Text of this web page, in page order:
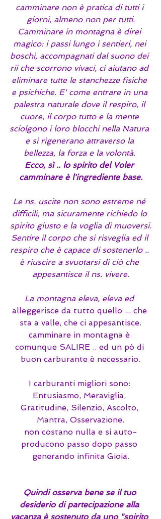
camminare non è pratica di tutti i
giorni, almeno non per tutti.
Camminare in montagna è direi
magico: i passi lungo i sentieri, nei
boschi, accompagnati dal suono dei
rii che scorrono vivaci, ci aiutano ad
eliminare tutte le stanchezze fisiche
e psichiche. E' come entrare in una
palestra naturale dove il respiro, il
cuore, il corpo tutto e la mente
sciolgono i loro blocchi nella Natura
e si rigenerano attraverso la
bellezza, la forza e la volontà.
Ecco, sì .. lo spirito del Voler
camminare è l'ingrediente base.
Le ns. uscite non sono estreme né
difficili, ma sicuramente richiedo lo
spirito giusto e la voglia di muoversi.
Sentire il corpo che si risveglia ed il
respiro che è capace di sostenerlo ..
è riuscire a svuotarsi di ciò che
appesantisce il ns. vivere.
La montagna eleva, eleva ed
alleggerisce da tutto quello ... che
sta a valle, che ci appesantisce.
camminare in montagna è
comunque SALIRE .. ed un pò di
buon carburante è necessario.
I carburanti migliori sono:
Entusiasmo, Meraviglia,
Gratitudine, Silenzio, Ascolto,
Mantra, Osservazione.
non costano nulla e si auto-
producono passo dopo passo
generando infinita Gioia.
Quindi osserva bene se il tuo
desiderio di partecipazione alla
vacanza è sostenuto da uno "spirito